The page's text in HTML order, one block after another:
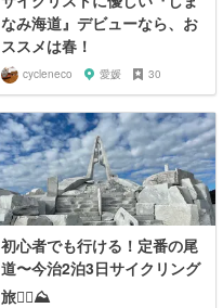
なみ海道』デビューなら、お
ススメは春！
cycleneco 愛媛 30
初心者でも行ける！定番の尾
道〜今治2泊3日サイクリング
旅🚴‍♀️⛰